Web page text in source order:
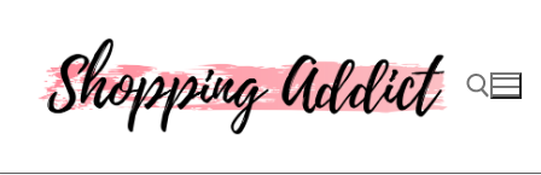
contenu